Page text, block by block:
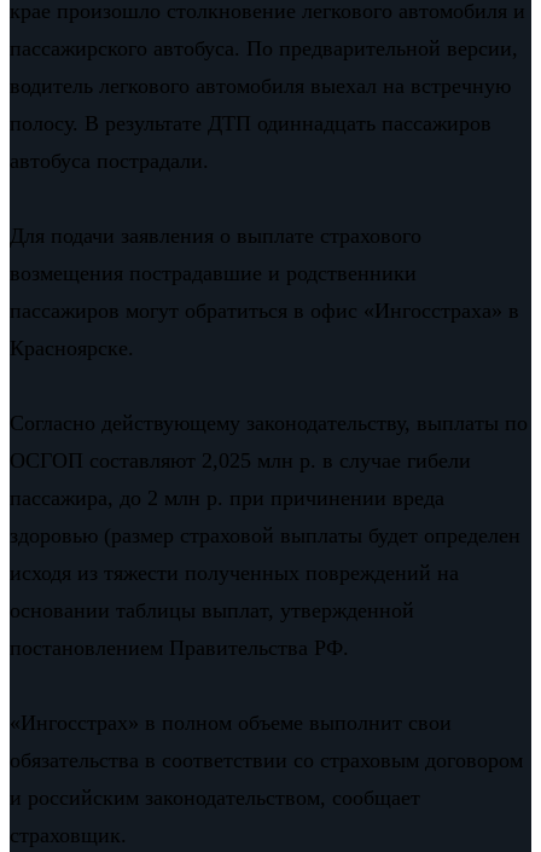
крае произошло столкновение легкового автомобиля и
пассажирского автобуса. По предварительной версии,
водитель легкового автомобиля выехал на встречную
полосу. В результате ДТП одиннадцать пассажиров
автобуса пострадали.
Для подачи заявления о выплате страхового
возмещения пострадавшие и родственники
пассажиров могут обратиться в офис «Ингосстраха» в
Красноярске.
Согласно действующему законодательству, выплаты по
ОСГОП составляют 2,025 млн р. в случае гибели
пассажира, до 2 млн р. при причинении вреда
здоровью (размер страховой выплаты будет определен
исходя из тяжести полученных повреждений на
основании таблицы выплат, утвержденной
постановлением Правительства РФ.
«Ингосстрах» в полном объеме выполнит свои
обязательства в соответствии со страховым договором
и российским законодательством, сообщает
страховщик.